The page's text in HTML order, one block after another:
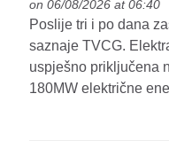
on 06/08/2026 at 06:40
Poslije tri i po dana
saznaje TVCG.
uspješno priključena
180MW električne